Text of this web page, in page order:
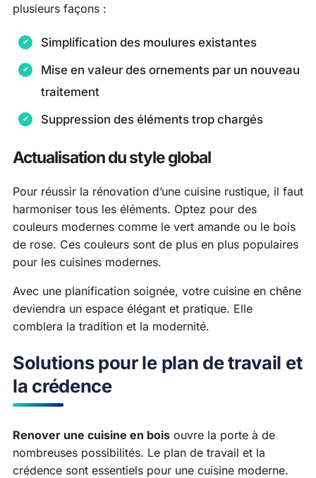
plusieurs façons :
Simplification des moulures existantes
Mise en valeur des ornements par un nouveau
traitement
Suppression des éléments trop chargés
Actualisation du style global
Pour réussir la rénovation d’une cuisine rustique, il faut
harmoniser tous les éléments. Optez pour des
couleurs modernes comme le vert amande ou le bois
de rose. Ces couleurs sont de plus en plus populaires
pour les cuisines modernes.
Avec une planification soignée, votre cuisine en chêne
deviendra un espace élégant et pratique. Elle
comblera la tradition et la modernité.
Solutions pour le plan de travail et
la crédence
Renover une cuisine en bois ouvre la porte à de
nombreuses possibilités. Le plan de travail et la
crédence sont essentiels pour une cuisine moderne.